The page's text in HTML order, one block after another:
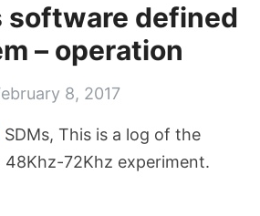
software defined
– operation
8, 2017
SDMs, This is a log of the
72Khz experiment.